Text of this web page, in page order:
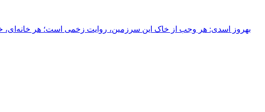
بهروز اسدی: هر وجب از خاک‌ این سرزمین، روایت زخمی است؛ هر خانه‌ای،